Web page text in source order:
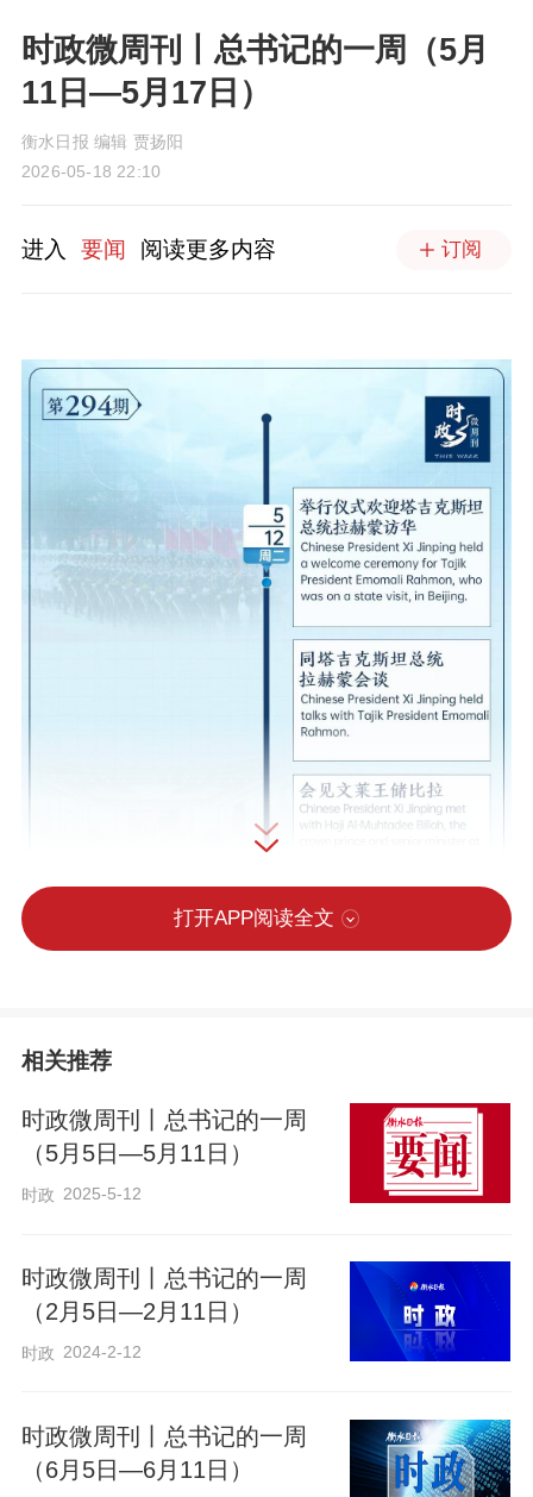
时政微周刊丨总书记的一周（5月
11日—5月17日）
衡水日报 编辑 贾扬阳
2026-05-18 22:10
进入 要闻 阅读更多内容 订阅
打开APP阅读全文
相关推荐
时政微周刊丨总书记的一周
（5月5日—5月11日）
时政 2025-5-12
时政微周刊丨总书记的一周
（2月5日—2月11日）
时政 2024-2-12
时政微周刊丨总书记的一周
（6月5日—6月11日）